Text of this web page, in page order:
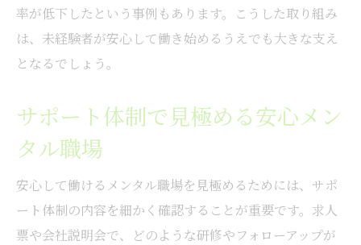
率が低下したという事例もあります。こうした取り組み
は、未経験者が安心して働き始めるうえでも大きな支え
となるでしょう。
サポート体制で見極める安心メン
タル職場
安心して働けるメンタル職場を見極めるためには、サポ
ート体制の内容を細かく確認することが重要です。求人
票や会社説明会で、どのような研修やフォローアップが